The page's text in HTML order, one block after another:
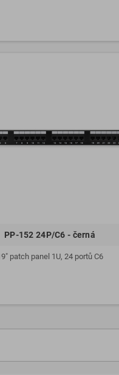
PP-152 24P/C6 - černá
patch panel 1U, 24 portů C6